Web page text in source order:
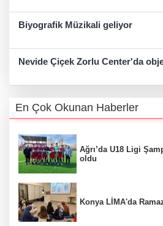
Biyografik Müzikali geliyor
Nevide Çiçek Zorlu Center'da
En Çok Okunan Haberler
Ağrı’da U18 Ligi
oldu
Konya LİMA'da